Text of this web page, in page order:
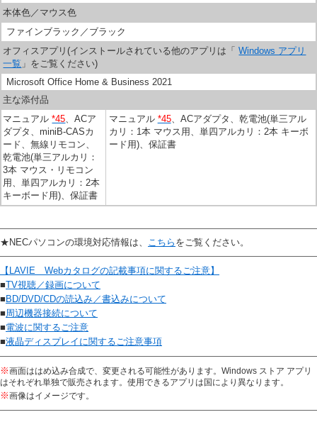
本体色／マウス色
ファインブラック／ブラック
オフィスアプリ(インストールされている他のアプリは「Windows アプリ
一覧 」をご覧ください)
Microsoft Office Home & Business 2021
主な添付品
マニュアル*45、ACア
ダプタ、miniB-CASカ
ード、無線リモコン、
乾電池(単三アルカリ：
3本 マウス・リモコン
用、単四アルカリ：2本
キーボード用)、保証書
マニュアル *45、ACアダプタ、乾電池(単三アル
カリ：1本 マウス用、単四アルカリ：2本 キーボ
ード用)、保証書
★NECパソコンの環境対応情報は、 こちら をご覧ください。
【LAVIE Webカタログの記載事項に関するご注意】
■TV視聴／録画について
■ BD/DVD/CDの読込み／書込みについて
■周辺機器接続について
■電波に関するご注意
■液晶ディスプレイに関するご注意事項
※画面ははめ込み合成で、変更される可能性があります。Windows ストア アプリ
はそれぞれ単独で販売されます。使用できるアプリは国により異なります。
※画像はイメージです。